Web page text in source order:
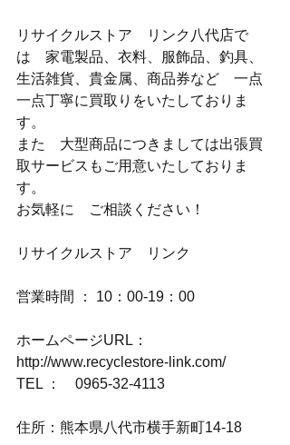
リサイクルストア　リンク八代店で
は　家電製品、衣料、服飾品、釣具、
生活雑貨、貴金属、商品券など　一点
一点丁寧に買取りをいたしておりま
す。
また　大型商品につきましては出張買
取サービスもご用意いたしておりま
す。
お気軽に　ご相談ください！
リサイクルストア　リンク
営業時間 ： 10：00-19：00
ホームページURL：
http://www.recyclestore-link.com/
TEL ：　0965-32-4113
住所：熊本県八代市横手新町14-18